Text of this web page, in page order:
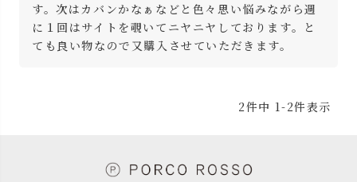
す。次はカバンかなぁなどと色々思い悩みながら週
に１回はサイトを覗いてニヤニヤしております。と
ても良い物なので又購入させていただきます。
2件中 1-2件表示